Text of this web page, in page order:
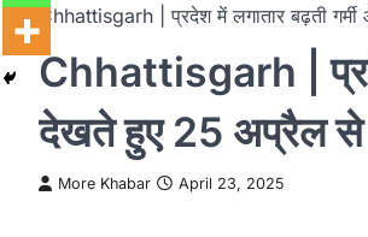
Chhattisgarh | प्रदेश में लगातार बढ़ती
Chhattisgarh |
देखते हुए 25 अप्रैल से
More Khabar April 23, 2025